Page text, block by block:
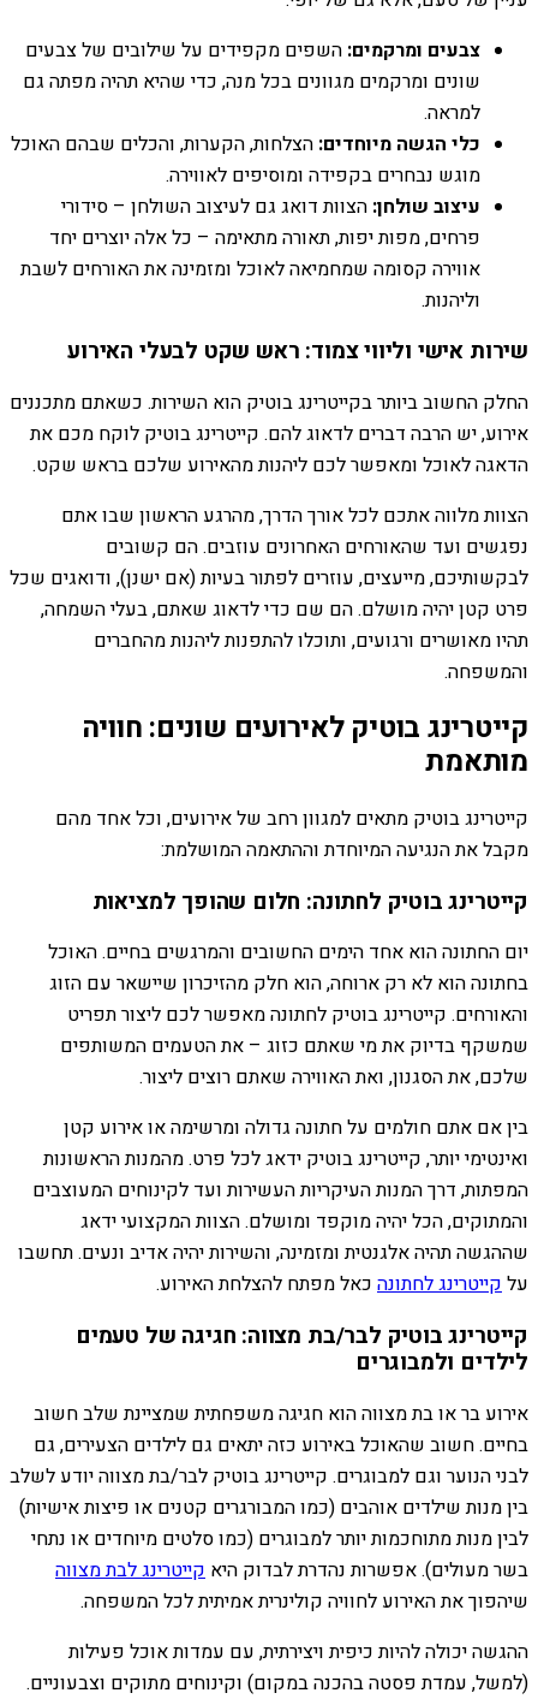
צבעים ומרקמים: השפים מקפידים על שילובים של צבעים
שונים ומרקמים מגוונים בכל מנה, כדי שהיא תהיה מפתה גם
למראה.
כלי הגשה מיוחדים: הצלחות, הקערות, והכלים שבהם האוכל
מוגש נבחרים בקפידה ומוסיפים לאווירה.
עיצוב שולחן: הצוות דואג גם לעיצוב השולחן – סידורי
פרחים, מפות יפות, תאורה מתאימה – כל אלה יוצרים יחד
אווירה קסומה שמחמיאה לאוכל ומזמינה את האורחים לשבת
וליהנות.
שירות אישי וליווי צמוד: ראש שקט לבעלי האירוע
החלק החשוב ביותר בקייטרינג בוטיק הוא השירות. כשאתם מתכננים
אירוע, יש הרבה דברים לדאוג להם. קייטרינג בוטיק לוקח מכם את
הדאגה לאוכל ומאפשר לכם ליהנות מהאירוע שלכם בראש שקט.
הצוות מלווה אתכם לכל אורך הדרך, מהרגע הראשון שבו אתם
נפגשים ועד שהאורחים האחרונים עוזבים. הם קשובים
לבקשותיכם, מייעצים, עוזרים לפתור בעיות (אם ישנן), ודואגים שכל
פרט קטן יהיה מושלם. הם שם כדי לדאוג שאתם, בעלי השמחה,
תהיו מאושרים ורגועים, ותוכלו להתפנות ליהנות מהחברים
והמשפחה.
קייטרינג בוטיק לאירועים שונים: חוויה
מותאמת
קייטרינג בוטיק מתאים למגוון רחב של אירועים, וכל אחד מהם
מקבל את הנגיעה המיוחדת וההתאמה המושלמת:
קייטרינג בוטיק לחתונה: חלום שהופך למציאות
יום החתונה הוא אחד הימים החשובים והמרגשים בחיים. האוכל
בחתונה הוא לא רק ארוחה, הוא חלק מהזיכרון שיישאר עם הזוג
והאורחים. קייטרינג בוטיק לחתונה מאפשר לכם ליצור תפריט
שמשקף בדיוק את מי שאתם כזוג – את הטעמים המשותפים
שלכם, את הסגנון, ואת האווירה שאתם רוצים ליצור.
בין אם אתם חולמים על חתונה גדולה ומרשימה או אירוע קטן
ואינטימי יותר, קייטרינג בוטיק ידאג לכל פרט. מהמנות הראשונות
המפתות, דרך המנות העיקריות העשירות ועד לקינוחים המעוצבים
והמתוקים, הכל יהיה מוקפד ומושלם. הצוות המקצועי ידאג
שההגשה תהיה אלגנטית ומזמינה, והשירות יהיה אדיב ונעים. תחשבו
עלקייטרינג לחתונה כאל מפתח להצלחת האירוע.
קייטרינג בוטיק לבר/בת מצווה: חגיגה של טעמים
לילדים ולמבוגרים
אירוע בר או בת מצווה הוא חגיגה משפחתית שמציינת שלב חשוב
בחיים. חשוב שהאוכל באירוע כזה יתאים גם לילדים הצעירים, גם
לבני הנוער וגם למבוגרים. קייטרינג בוטיק לבר/בת מצווה יודע לשלב
בין מנות שילדים אוהבים (כמו המבורגרים קטנים או פיצות אישיות)
לבין מנות מתוחכמות יותר למבוגרים (כמו סלטים מיוחדים או נתחי
בשר מעולים). אפשרות נהדרת לבדוק היא קייטרינג לבת מצווה
שיהפוך את האירוע לחוויה קולינרית אמיתית לכל המשפחה.
ההגשה יכולה להיות כיפית ויצירתית, עם עמדות אוכל פעילות
(למשל, עמדת פסטה בהכנה במקום) וקינוחים מתוקים וצבעוניים.